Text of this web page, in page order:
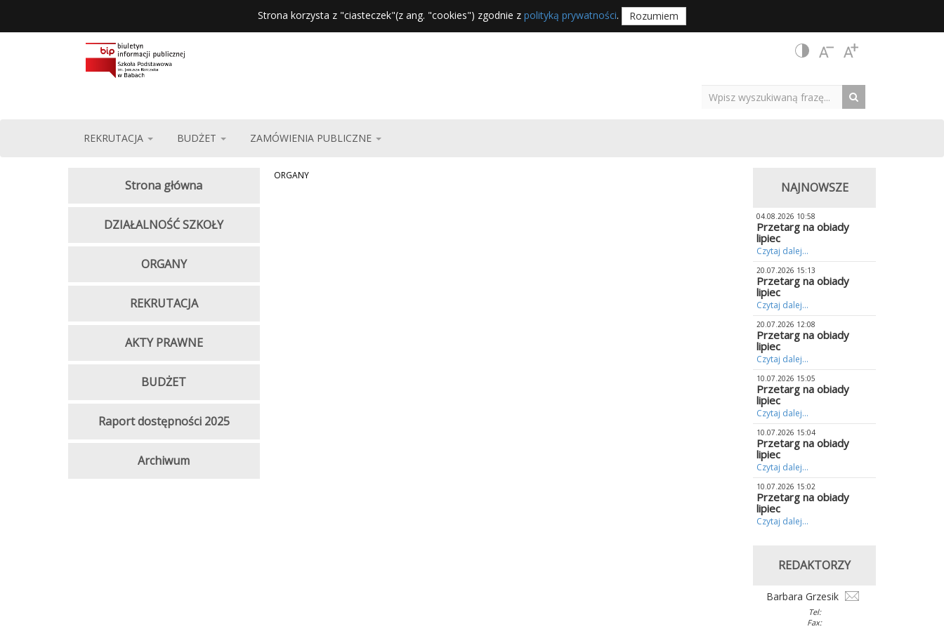
Strona korzysta z "ciasteczek"(z ang. "cookies") zgodnie z polityką prywatności. Rozumiem
REKRUTACJA BUDŻET ZAMÓWIENIA PUBLICZNE
ORGANY
Strona główna
DZIAŁALNOŚĆ SZKOŁY
ORGANY
REKRUTACJA
AKTY PRAWNE
BUDŻET
Raport dostępności 2025
Archiwum
NAJNOWSZE
04.08.2026 10:58
Przetarg na obiady
lipiec
Czytaj dalej...
20.07.2026 15:13
Przetarg na obiady
lipiec
Czytaj dalej...
20.07.2026 12:08
Przetarg na obiady
lipiec
Czytaj dalej...
10.07.2026 15:05
Przetarg na obiady
lipiec
Czytaj dalej...
10.07.2026 15:04
Przetarg na obiady
lipiec
Czytaj dalej...
10.07.2026 15:02
Przetarg na obiady
lipiec
Czytaj dalej...
REDAKTORZY
Barbara Grzesik
Tel:
Fax: